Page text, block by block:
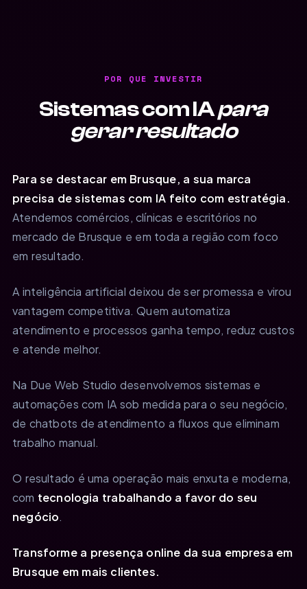
POR QUE INVESTIR
Sistemas com IApara
gerar resultado
Para se destacar em Brusque, a sua marca
precisa de sistemas com IA feito com estratégia.
Atendemos comércios, clínicas e escritórios no
mercado de Brusque e em toda a região com foco
em resultado.
A inteligência artificial deixou de ser promessa e virou
vantagem competitiva. Quem automatiza
atendimento e processos ganha tempo, reduz custos
e atende melhor.
Na Due Web Studio desenvolvemos sistemas e
automações com IA sob medida para o seu negócio,
de chatbots de atendimento a fluxos que eliminam
trabalho manual.
O resultado é uma operação mais enxuta e moderna,
com tecnologia trabalhando a favor do seu
negócio.
Transforme a presença online da sua empresa em
Brusque em mais clientes.